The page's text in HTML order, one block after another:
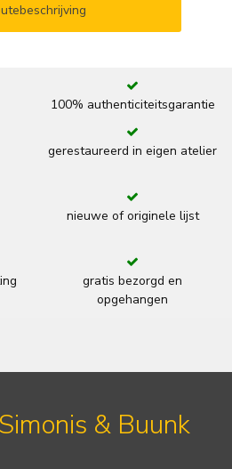
100% authenticiteitsgarantie
gerestaureerd in eigen atelier
nieuwe of originele lijst
gratis bezorgd en
opgehangen
& Buunk